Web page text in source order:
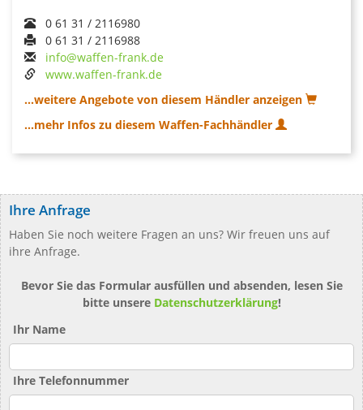
0 61 31 / 2116980
0 61 31 / 2116988
info@waffen-frank.de
www.waffen-frank.de
...weitere Angebote von diesem Händler anzeigen
...mehr Infos zu diesem Waffen-Fachhändler
Ihre Anfrage
Haben Sie noch weitere Fragen an uns? Wir freuen uns auf
ihre Anfrage.
Bevor Sie das Formular ausfüllen und absenden, lesen Sie
bitte unsere Datenschutzerklärung!
Ihr Name
Ihre Telefonnummer